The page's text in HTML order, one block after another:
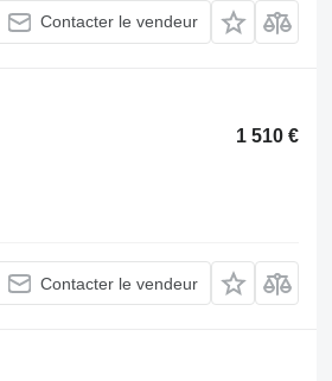
Contacter le vendeur
1 510 €
Contacter le vendeur